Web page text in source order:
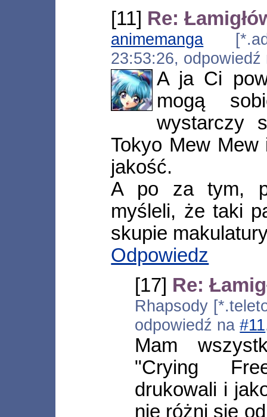
[11] Re:
animemanga
23:53:26,
A ja Ci
mogą
wystarczy
Tokyo Mew
jakość.
A po za tym,
myśleli, że taki
skupie
Odpowiedz
[17] Re:
Rhapsody
odpowiedź na#11
Mam
"Crying
drukowali i
nie różni się